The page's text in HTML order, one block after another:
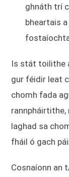
ghnáth trí
bheartais
Is stát toilithe
gur féidir leat
chomh fada
rannpháirtithe,
laghad sa
fháil ó gach
Cosnaíonn an